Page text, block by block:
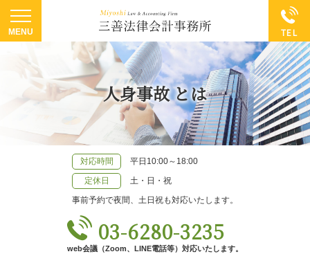
人身事故 とは
対応時間
平日10:00～18:00
定休日
土・日・祝
事前予約で夜間、土日祝も対応いたします。
03-6280-3235
web会議（Zoom、LINE電話等）対応いたします。